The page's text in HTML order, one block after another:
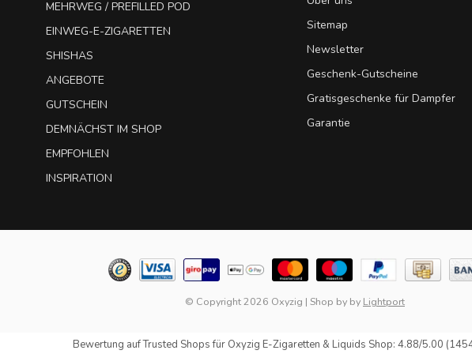
MEHRWEG / PREFILLED POD
EINWEG-E-ZIGARETTEN
SHISHAS
ANGEBOTE
GUTSCHEIN
DEMNÄCHST IM SHOP
EMPFOHLEN
INSPIRATION
Sitemap
Newsletter
Geschenk-Gutscheine
Gratisgeschenke für Dampfer
Garantie
© Copyright 2026 Oxyzig | Shop by by Lightport
Bewertung aufTrusted Shopsfür Oxyzig E-Zigaretten & Liquids Shop: 4.88/5.00